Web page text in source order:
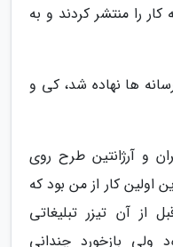
را منتشر کردند و به
ها نهاده شد، کی و
ایران و آرژانتین طرح روی
اولین کار از من بود که
از آن تیزر تبلیغاتی
بازخورد چندانی